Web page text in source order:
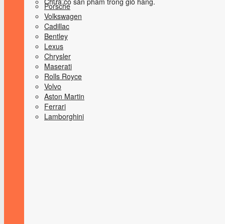
Porsche
Volkswagen
Cadillac
Bentley
Lexus
Chrysler
Maserati
Rolls Royce
Volvo
Aston Martin
Ferrari
Lamborghini